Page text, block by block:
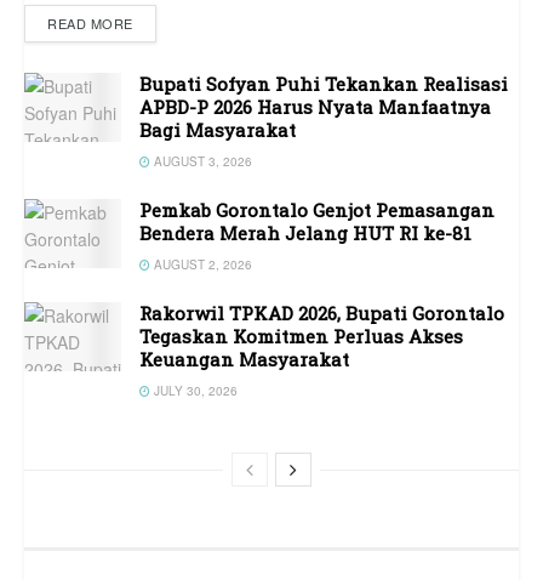
READ MORE
Bupati Sofyan Puhi Tekankan Realisasi
APBD-P 2026 Harus Nyata Manfaatnya
Bagi Masyarakat
AUGUST 3, 2026
Pemkab Gorontalo Genjot Pemasangan
Bendera Merah Jelang HUT RI ke-81
AUGUST 2, 2026
Rakorwil TPKAD 2026, Bupati Gorontalo
Tegaskan Komitmen Perluas Akses
Keuangan Masyarakat
JULY 30, 2026